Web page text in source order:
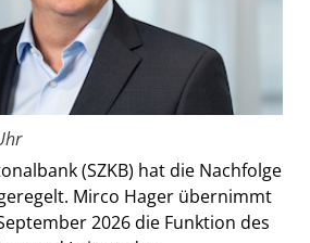
(SZKB) hat die Nachfolge
Mirco Hager übernimmt
2026 die Funktion des